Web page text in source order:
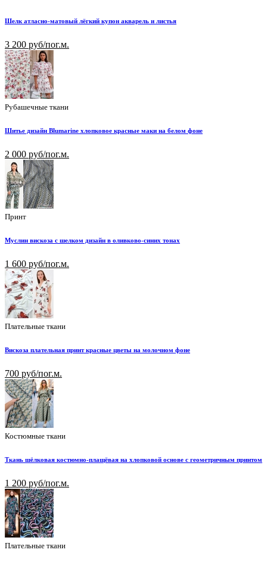
Шелк атласно-матовый лёгкий купон акварель и листья
3 200 руб/пог.м.
Рубашечные ткани
Шитье дизайн Blumarine хлопковое красные маки на белом фоне
2 000 руб/пог.м.
Принт
Муслин вискоза с шелком дизайн в оливково-синих тонах
1 600 руб/пог.м.
Плательные ткани
Вискоза плательная принт красные цветы на молочном фоне
700 руб/пог.м.
Костюмные ткани
Ткань шёлковая костюмно-плащёвая на хлопковой основе с геометричным принтом
1 200 руб/пог.м.
Плательные ткани